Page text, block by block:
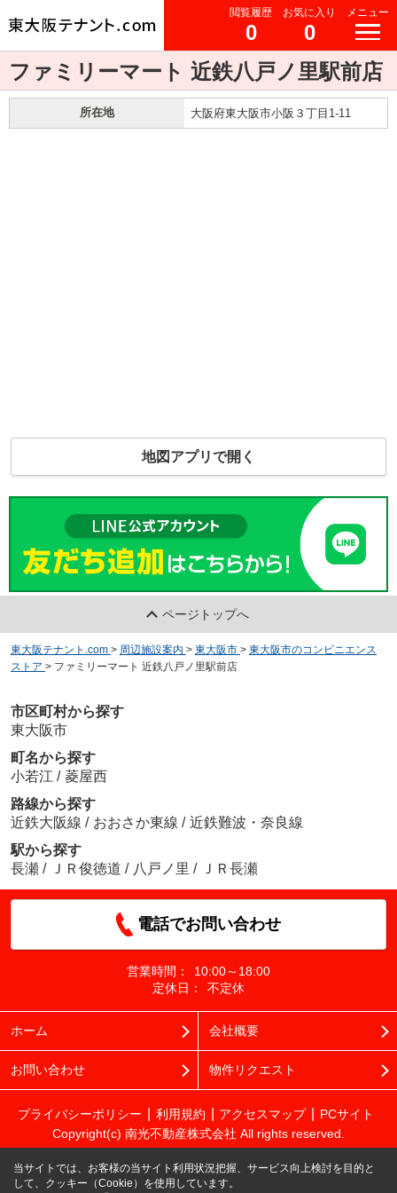
閲覧履歴
0
お気に入り
0
メニュー
ファミリーマート 近鉄八戸ノ里駅前店
所在地 大阪府東大阪市小阪３丁目1-11
地図アプリで開く
ページトップへ
東大阪テナント.com > 周辺施設案内 > 東大阪市 > 東大阪市のコンビニエンス
ストア > ファミリーマート 近鉄八戸ノ里駅前店
市区町村から探す
東大阪市
町名から探す
小若江 / 菱屋西
路線から探す
近鉄大阪線 / おおさか東線 / 近鉄難波・奈良線
駅から探す
長瀬 / ＪＲ俊徳道 / 八戸ノ里 / ＪＲ長瀬
電話でお問い合わせ
営業時間：
10:00～18:00
定休日：
不定休
ホーム 会社概要
お問い合わせ 物件リクエスト
プライバシーポリシー 利用規約 アクセスマップ
PCサイト
Copyright(c) 南光不動産株式会社 All rights reserved.
当サイトでは、お客様の当サイト利用状況把握、サービス向上検討を目的と
して、クッキー（Cookie）を使用しています。